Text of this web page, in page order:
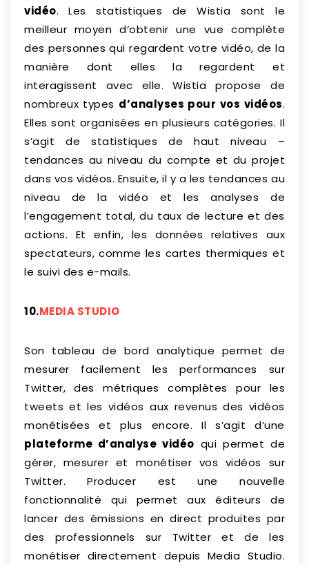
vidéo. Les statistiques de Wistia sont le
meilleur moyen d’obtenir une vue complète
des personnes qui regardent votre vidéo, de la
manière dont elles la regardent et
interagissent avec elle. Wistia propose de
nombreux types d’analyses pour vos vidéos.
Elles sont organisées en plusieurs catégories. Il
s’agit de statistiques de haut niveau –
tendances au niveau du compte et du projet
dans vos vidéos. Ensuite, il y a les tendances au
niveau de la vidéo et les analyses de
l’engagement total, du taux de lecture et des
actions. Et enfin, les données relatives aux
spectateurs, comme les cartes thermiques et
le suivi des e-mails.
10.MEDIA STUDIO
Son tableau de bord analytique permet de
mesurer facilement les performances sur
Twitter, des métriques complètes pour les
tweets et les vidéos aux revenus des vidéos
monétisées et plus encore. Il s’agit d’une
plateforme d’analyse vidéo qui permet de
gérer, mesurer et monétiser vos vidéos sur
Twitter. Producer est une nouvelle
fonctionnalité qui permet aux éditeurs de
lancer des émissions en direct produites par
des professionnels sur Twitter et de les
monétiser directement depuis Media Studio.